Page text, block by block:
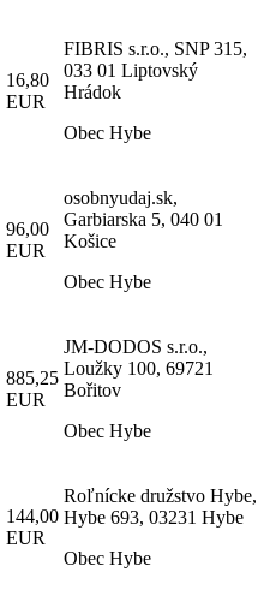
16,80
EUR
FIBRIS s.r.o., SNP 315,
033 01 Liptovský
Hrádok
Obec Hybe
96,00
EUR
osobnyudaj.sk,
Garbiarska 5, 040 01
Košice
Obec Hybe
885,25
EUR
JM-DODOS s.r.o.,
Loužky 100, 69721
Bořitov
Obec Hybe
144,00
EUR
Roľnícke družstvo Hybe,
Hybe 693, 03231 Hybe
Obec Hybe